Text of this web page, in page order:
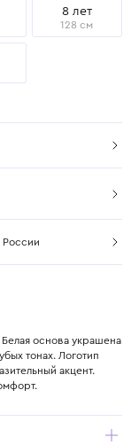
8 лет
128 см
России
основа украшена
тонах. Логотип
акцент.